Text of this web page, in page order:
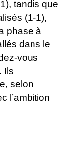
tandis que
(1-1),
phase à
dans le
vous
Ils
selon
l’ambition